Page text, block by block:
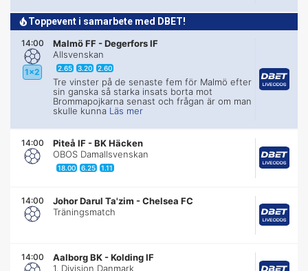
Toppevent i samarbete med DBET!
14:00
1x2
Malmö FF -Degerfors IF
Allsvenskan
2.65 3.20 2.60
Tre vinster på de senaste fem för Malmö efter
sin ganska så starka insats borta mot
Brommapojkarna senast och frågan är om man
skulle kunna Läs mer
14:00 Piteå IF -BK Häcken
OBOS Damallsvenskan
18.00 6.25 1.11
14:00 Johor Darul Ta'zim -Chelsea FC
Träningsmatch
14:00 Aalborg BK -Kolding IF
1. Division Danmark